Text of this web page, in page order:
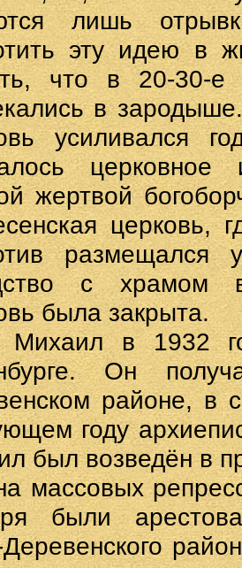
лишь
эту идею в
что в 20-30-
в
усиливался
церковное
жертвой
церковь,
размещался
с храмом
была закрыта.
Михаил в 1932
Он
районе, в
году
был возведён в
массовых
были